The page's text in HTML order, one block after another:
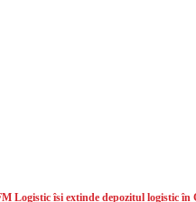
Logistic își extinde depozitul logistic în